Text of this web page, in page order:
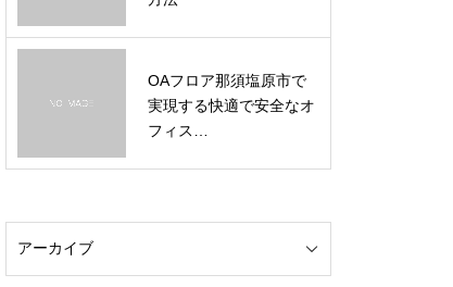
OAフロア那須塩原市で
実現する快適で安全なオ
フィス…